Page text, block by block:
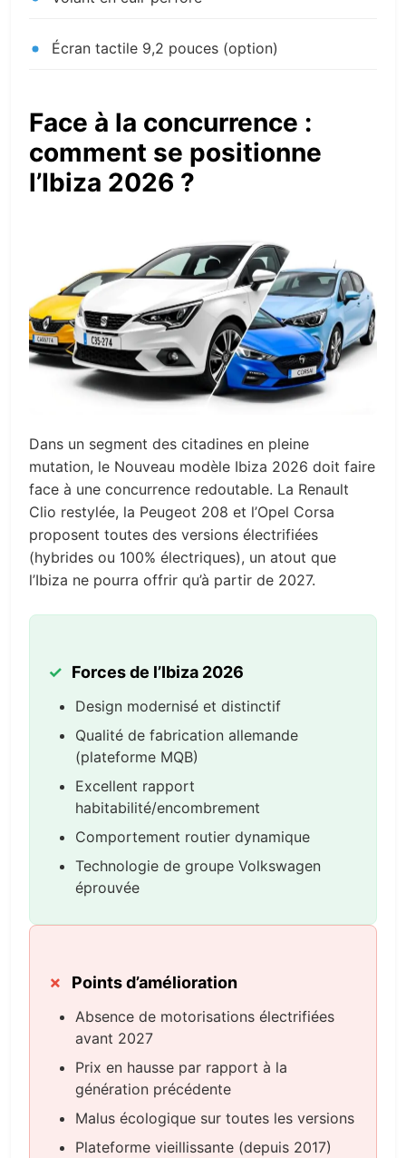
Écran tactile 9,2 pouces (option)
Face à la concurrence :
comment se positionne
l’Ibiza 2026 ?
Dans un segment des citadines en pleine
mutation, le Nouveau modèle Ibiza 2026 doit faire
face à une concurrence redoutable. La Renault
Clio restylée, la Peugeot 208 et l’Opel Corsa
proposent toutes des versions électrifiées
(hybrides ou 100% électriques), un atout que
l’Ibiza ne pourra offrir qu’à partir de 2027.
Forces de l’Ibiza 2026
Design modernisé et distinctif
Qualité de fabrication allemande
(plateforme MQB)
Excellent rapport
habitabilité/encombrement
Comportement routier dynamique
Technologie de groupe Volkswagen
éprouvée
Points d’amélioration
Absence de motorisations électrifiées
avant 2027
Prix en hausse par rapport à la
génération précédente
Malus écologique sur toutes les versions
Plateforme vieillissante (depuis 2017)